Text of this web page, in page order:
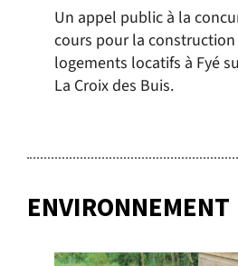
Un appel public à la
cours pour la construction
logements locatifs à Fyé
La Croix des Buis.
ENVIRONNEMENT